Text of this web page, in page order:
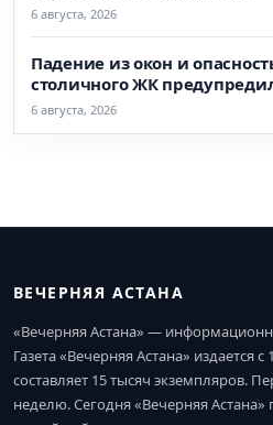
6 августа, 2026
Падение из окон и
столичного ЖК
6 августа, 2026
ВЕЧЕРНЯЯ АСТАНА
«Вечерняя Астана» —
Газета «Вечерняя Астана» издается
составляет 15 тысяч экземпляров.
неделю. Сегодня «Вечерняя